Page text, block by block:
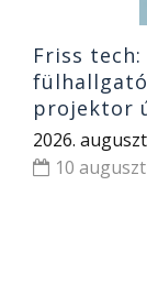
Friss
projektor
2026.
10